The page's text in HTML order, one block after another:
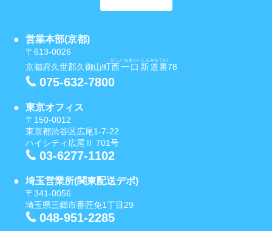
営業本部(京都)
〒613-0026
京都府久世郡久御山町西一口新道裏
(にしいもあらいしんみちうら)
78
075-632-7800
東京オフィス
〒150-0012
東京都渋谷区広尾1-7-22
ハイシティ広尾Ⅱ 701号
03-6277-1102
埼玉営業所(関東配送デポ)
〒341-0056
埼玉県三郷市番匠免1丁目29
048-951-2285